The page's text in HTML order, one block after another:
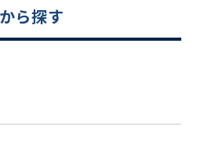
ら探す